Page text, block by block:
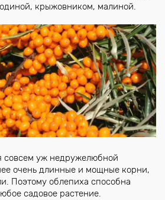
крыжовником, малиной.
совсем уж недружелюбной
очень длинные и мощные корни,
Поэтому облепиха способна
садовое растение.